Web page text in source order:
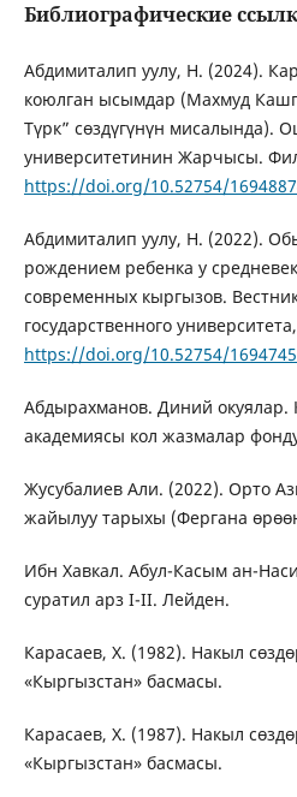
Библиографические
Абдимиталип уулу, Н. (2024).
коюлган ысымдар (Махмуд
Түрк” сөздүгүнүн мисалында).
университетинин Жарчысы.
https://doi.org/10.52754/
Абдимиталип уулу, Н. (2022).
рождением ребенка у
современных кыргызов.
государственного
https://doi.org/10.52754/
Абдырахманов. Диний окуялар.
академиясы кол жазмалар
Жусубалиев Али. (2022). Орто
жайылуу тарыхы (Фергана
Ибн Хавкал. Абул-Касым ан-
суратил арз I-II. Лейден.
Карасаев, Х. (1982). Накыл
«Кыргызстан» басмасы.
Карасаев, Х. (1987). Накыл
«Кыргызстан» басмасы.